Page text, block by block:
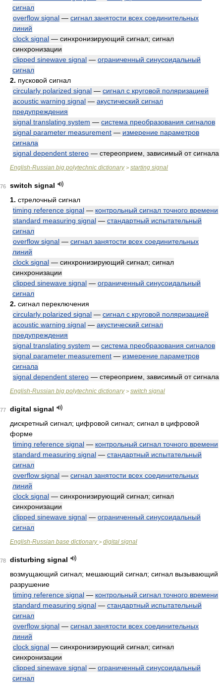
сигнал
overflow signal — сигнал занятости всех соединительных
линий
clock signal — синхронизирующий сигнал; сигнал
синхронизации
clipped sinewave signal — ограниченный синусоидальный
сигнал
2. пусковой сигнал
circularly polarized signal — сигнал с круговой поляризацией
acoustic warning signal — акустический сигнал
предупреждения
signal translating system — система преобразования сигналов
signal parameter measurement — измерение параметров
сигнала
signal dependent stereo — стереоприем, зависимый от сигнала
English-Russian big polytechnic dictionary> starting signal
76
switch signal
1. стрелочный сигнал
timing reference signal — контрольный сигнал точного времени
standard measuring signal — стандартный испытательный
сигнал
overflow signal — сигнал занятости всех соединительных
линий
clock signal — синхронизирующий сигнал; сигнал
синхронизации
clipped sinewave signal — ограниченный синусоидальный
сигнал
2. сигнал переключения
circularly polarized signal — сигнал с круговой поляризацией
acoustic warning signal — акустический сигнал
предупреждения
signal translating system — система преобразования сигналов
signal parameter measurement — измерение параметров
сигнала
signal dependent stereo — стереоприем, зависимый от сигнала
English-Russian big polytechnic dictionary> switch signal
77
digital signal
дискретный сигнал; цифровой сигнал; сигнал в цифровой
форме
timing reference signal — контрольный сигнал точного времени
standard measuring signal — стандартный испытательный
сигнал
overflow signal — сигнал занятости всех соединительных
линий
clock signal — синхронизирующий сигнал; сигнал
синхронизации
clipped sinewave signal — ограниченный синусоидальный
сигнал
English-Russian base dictionary> digital signal
78
disturbing signal
возмущающий сигнал; мешающий сигнал; сигнал вызывающий
разрушение
timing reference signal — контрольный сигнал точного времени
standard measuring signal — стандартный испытательный
сигнал
overflow signal — сигнал занятости всех соединительных
линий
clock signal — синхронизирующий сигнал; сигнал
синхронизации
clipped sinewave signal — ограниченный синусоидальный
сигнал